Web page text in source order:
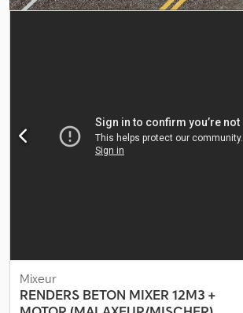
Mixeur
RENDERS BETON MIXER 12M3 +